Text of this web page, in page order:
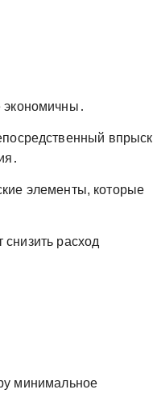
впрыск
элементы, которые
расход
минимальное